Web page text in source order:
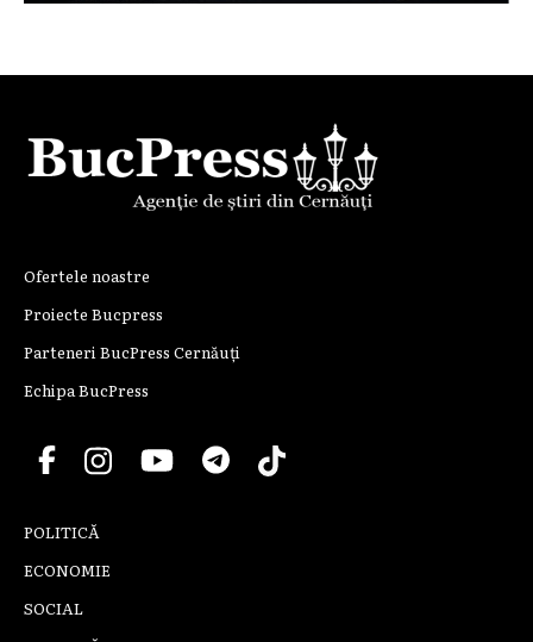
Ofertele noastre
Proiecte Bucpress
Parteneri BucPress Cernăuți
Echipa BucPress
POLITICĂ
ECONOMIE
SOCIAL